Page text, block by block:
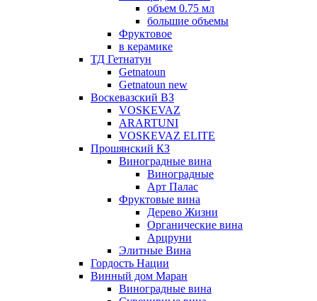
объем 0.75 мл
большие объемы
Фруктовое
в керамике
ТД Гетнатун
Getnatoun
Getnatoun new
Воскевазский ВЗ
VOSKEVAZ
ARARTUNI
VOSKEVAZ ELITE
Прошянский КЗ
Виноградные вина
Виноградные
Арт Палас
Фруктовые вина
Дерево Жизни
Органические вина
Арцруни
Элитные Вина
Гордость Нации
Винный дом Маран
Виноградные вина